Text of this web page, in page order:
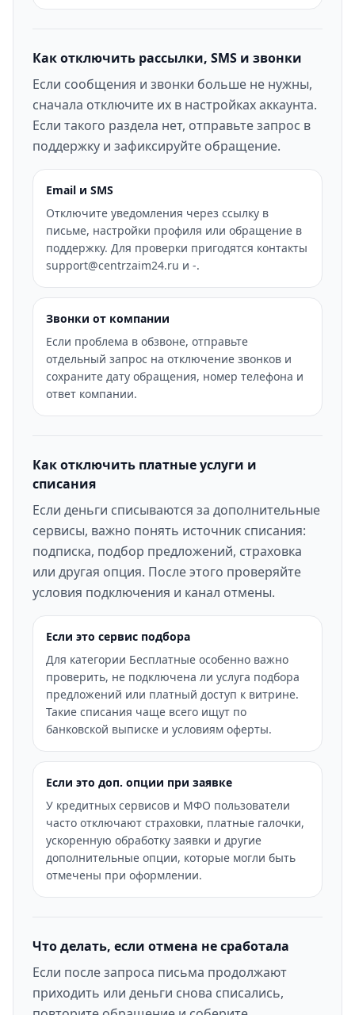
Как отключить рассылки, SMS и звонки
Если сообщения и звонки больше не нужны,
сначала отключите их в настройках аккаунта.
Если такого раздела нет, отправьте запрос в
поддержку и зафиксируйте обращение.
Email и SMS
Отключите уведомления через ссылку в
письме, настройки профиля или обращение в
поддержку. Для проверки пригодятся контакты
support@centrzaim24.ru и -.
Звонки от компании
Если проблема в обзвоне, отправьте
отдельный запрос на отключение звонков и
сохраните дату обращения, номер телефона и
ответ компании.
Как отключить платные услуги и
списания
Если деньги списываются за дополнительные
сервисы, важно понять источник списания:
подписка, подбор предложений, страховка
или другая опция. После этого проверяйте
условия подключения и канал отмены.
Если это сервис подбора
Для категории Бесплатные особенно важно
проверить, не подключена ли услуга подбора
предложений или платный доступ к витрине.
Такие списания чаще всего ищут по
банковской выписке и условиям оферты.
Если это доп. опции при заявке
У кредитных сервисов и МФО пользователи
часто отключают страховки, платные галочки,
ускоренную обработку заявки и другие
дополнительные опции, которые могли быть
отмечены при оформлении.
Что делать, если отмена не сработала
Если после запроса письма продолжают
приходить или деньги снова списались,